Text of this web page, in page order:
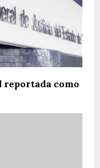
reportada como